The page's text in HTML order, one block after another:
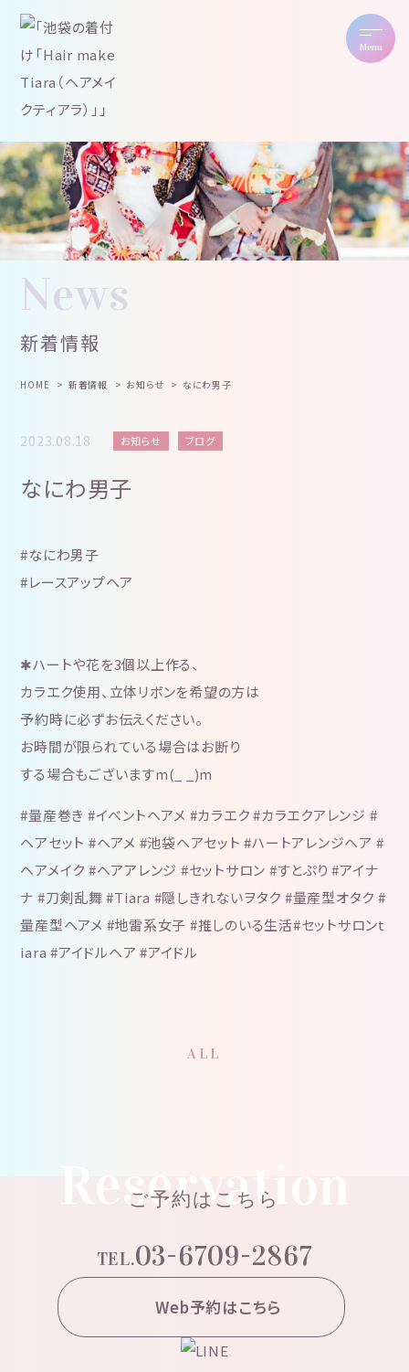
Menu
News
新着情報
HOME 新着情報 お知らせ なにわ男子
2023.08.18 お知らせ ブログ
なにわ男子
#なにわ男子
#レースアップヘア
✱ハートや花を3個以上作る、
カラエク使用、立体リボンを希望の方は
予約時に必ずお伝えください。
お時間が限られている場合はお断り
する場合もございますm(_ _)m
#量産巻き #イベントヘアメ #カラエク #カラエクアレンジ #
ヘアセット #ヘアメ #池袋ヘアセット #ハートアレンジヘア #
ヘアメイク #ヘアアレンジ #セットサロン #すとぷり #アイナ
ナ #刀剣乱舞 #Tiara #隠しきれないヲタク #量産型オタク #
量産型ヘアメ #地雷系女子 #推しのいる生活#セットサロンt
iara #アイドルヘア #アイドル
ALL
Reservation
ご予約はこちら
TEL.03-6709-2867
Web予約はこちら